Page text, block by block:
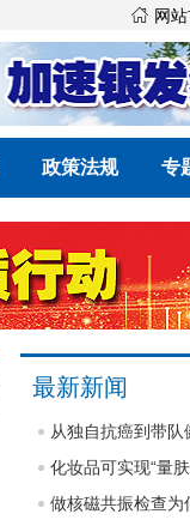
 网
政策法规 专
最新新闻
从独自抗癌到带队
化妆品可实现“量
做核磁共振检查为